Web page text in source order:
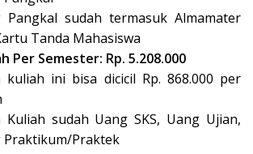
Pangkal sudah termasuk Almamater
Tanda Mahasiswa
Per Semester: Rp. 5.208.000
kuliah ini bisa dicicil Rp. 868.000 per
Kuliah sudah Uang SKS, Uang Ujian,
Praktikum/Praktek